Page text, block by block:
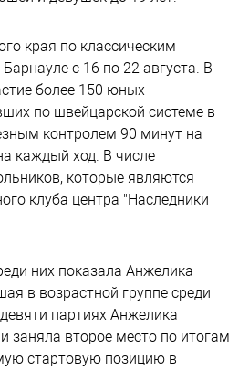
края по классическим
с 16 по 22 августа. В
более 150 юных
по швейцарской системе в
контролем 90 минут на
каждый ход. В числе
которые являются
клуба центра "Наследники
них показала Анжелика
в возрастной группе среди
партиях Анжелика
заняла второе место по итогам
стартовую позицию в